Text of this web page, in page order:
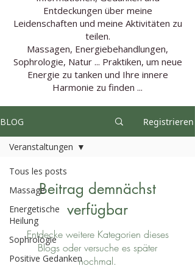
Entdeckungen über meine
Leidenschaften und meine Aktivitäten zu
teilen.
Massagen, Energiebehandlungen,
Sophrologie, Natur ... Praktiken, um neue
Energie zu tanken und Ihre innere
Harmonie zu finden ...
BLOG Registrieren
Tous les posts
Massage
Energetische
Heilung
Sophrologie
Positive Gedanken
Veranstaltungen
Beitrag demnächst
verfügbar
Entdecke weitere Kategorien dieses
Blogs oder versuche es später
nochmal.